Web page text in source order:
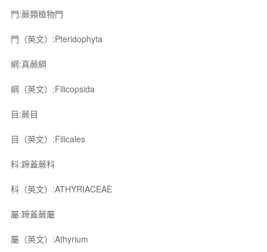
門:蕨類植物門
門（英文）:Pteridophyta
綱:真蕨綱
綱（英文）:Filicopsida
目:蕨目
目（英文）:Filicales
科:蹄蓋蕨科
科（英文）:ATHYRIACEAE
屬:蹄蓋蕨屬
屬（英文）:Athyrium